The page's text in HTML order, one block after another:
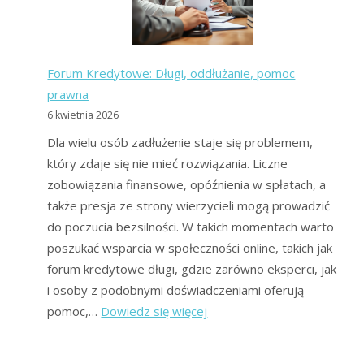
i
jak
się
Forum Kredytowe: Długi, oddłużanie, pomoc
prawna
6 kwietnia 2026
Dla wielu osób zadłużenie staje się problemem,
który zdaje się nie mieć rozwiązania. Liczne
zobowiązania finansowe, opóźnienia w spłatach, a
także presja ze strony wierzycieli mogą prowadzić
do poczucia bezsilności. W takich momentach warto
poszukać wsparcia w społeczności online, takich jak
forum kredytowe długi, gdzie zarówno eksperci, jak
i osoby z podobnymi doświadczeniami oferują
pomoc,… Dowiedz się więcej